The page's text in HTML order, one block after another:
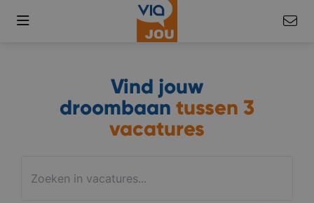
Vind jouw
droombaan tussen 3
vacatures